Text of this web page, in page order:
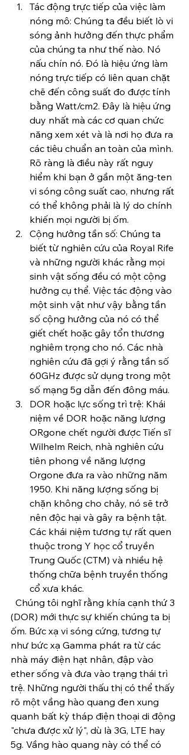
Tác động trực tiếp của việc làm
nóng mô: Chúng ta đều biết lò vi
sóng ảnh hưởng đến thực phẩm
của chúng ta như thế nào. Nó
nấu chín nó. Đó là hiệu ứng làm
nóng trực tiếp có liên quan chặt
chẽ đến công suất đo được tính
bằng Watt/cm2. Đây là hiệu ứng
duy nhất mà các cơ quan chức
năng xem xét và là nơi họ đưa ra
các tiêu chuẩn an toàn của mình.
Rõ ràng là điều này rất nguy
hiểm khi bạn ở gần một ăng-ten
vi sóng công suất cao, nhưng rất
có thể không phải là lý do chính
khiến mọi người bị ốm.
Cộng hưởng tần số: Chúng ta
biết từ nghiên cứu của Royal Rife
và những người khác rằng mọi
sinh vật sống đều có một cộng
hưởng cụ thể. Việc tác động vào
một sinh vật như vậy bằng tần
số cộng hưởng của nó có thể
giết chết hoặc gây tổn thương
nghiêm trọng cho nó. Các nhà
nghiên cứu đã gợi ý rằng tần số
60GHz được sử dụng trong một
số mạng 5g dẫn đến đông máu.
DOR hoặc lực sống trì trệ: Khái
niệm về DOR hoặc năng lượng
ORgone chết người được Tiến sĩ
Wilhelm Reich, nhà nghiên cứu
tiên phong về năng lượng
Orgone đưa ra vào những năm
1950. Khi năng lượng sống bị
chặn không cho chảy, nó sẽ trở
nên độc hại và gây ra bệnh tật.
Các khái niệm tương tự rất quen
thuộc trong Y học cổ truyền
Trung Quốc (CTM) và nhiều hệ
thống chữa bệnh truyền thống
cổ xưa khác.
(DOR) mới thực sự khiến chúng ta bị
ốm. Bức xạ vi sóng cứng, tương tự
như bức xạ Gamma phát ra từ các
nhà máy điện hạt nhân, đập vào
ether sống và đưa vào trạng thái trì
trệ. Những người thấu thị có thể thấy
rõ một vầng hào quang đen xung
quanh bất kỳ tháp điện thoại di động
"chưa được xử lý", dù là 3G, LTE hay
5g. Vầng hào quang này có thể có